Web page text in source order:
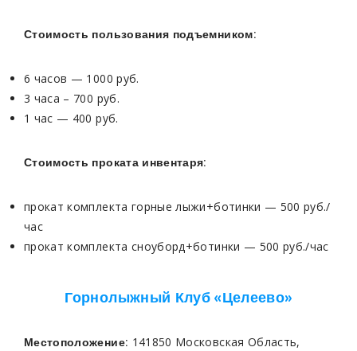
Стоимость пользования подъемником:
6 часов — 1000 руб.
3 часа – 700 руб.
1 час — 400 руб.
Стоимость проката инвентаря:
прокат комплекта горные лыжи+ботинки — 500 руб./
час
прокат комплекта сноуборд+ботинки — 500 руб./час
Горнолыжный Клуб «Целеево»
Местоположение: 141850 Московская Область,